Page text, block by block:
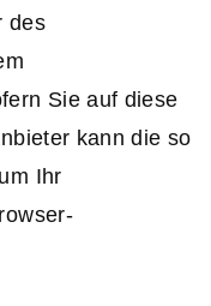
des
Sie auf diese
kann die so
Ihr